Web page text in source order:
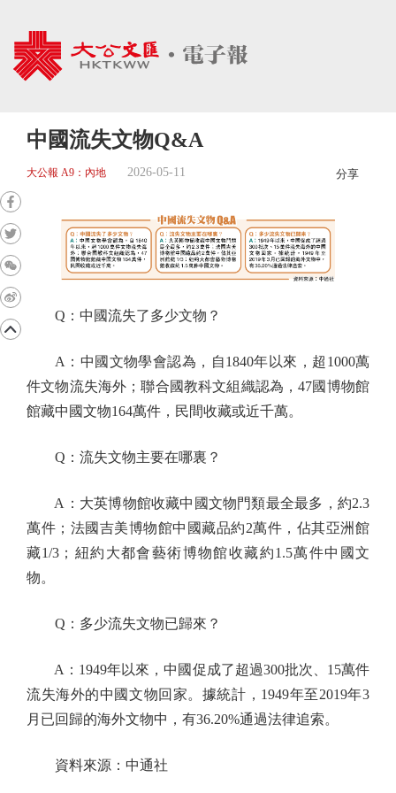
中國流失文物Q&A
大公報 A9：內地 2026-05-11 分享
Q：中國流失了多少文物？
A：中國文物學會認為，自1840年以來，超1000萬
件文物流失海外；聯合國教科文組織認為，47國博物館
館藏中國文物164萬件，民間收藏或近千萬。
Q：流失文物主要在哪裏？
A：大英博物館收藏中國文物門類最全最多，約2.3
萬件；法國吉美博物館中國藏品約2萬件，佔其亞洲館
藏1/3；紐約大都會藝術博物館收藏約1.5萬件中國文
物。
Q：多少流失文物已歸來？
A：1949年以來，中國促成了超過300批次、15萬件
流失海外的中國文物回家。據統計，1949年至2019年3
月已回歸的海外文物中，有36.20%通過法律追索。
資料來源：中通社